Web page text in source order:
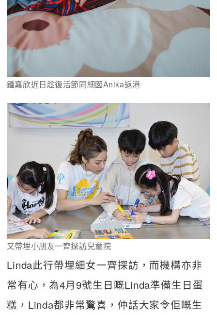
鍾嘉欣近日趁復活節同細囡Anika返港
又帶埋小朋友一齊探訪兒童院
Linda此行帶埋細女一齊探訪，而機構亦非
常有心，為4月9號生日嘅Linda準備生日蛋
糕，Linda都非常驚喜，仲話大家令佢嘅生